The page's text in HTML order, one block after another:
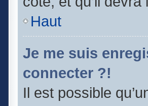
Haut
Je me suis
connecter ?!
Il est possible